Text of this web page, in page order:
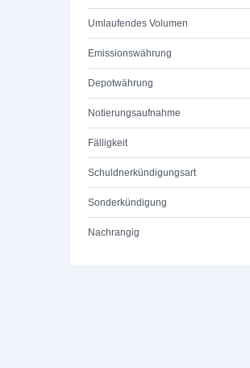
Umlaufendes Volumen
Emissionswährung
Depotwährung
Notierungsaufnahme
Fälligkeit
Schuldnerkündigungsart
Sonderkündigung
Nachrangig